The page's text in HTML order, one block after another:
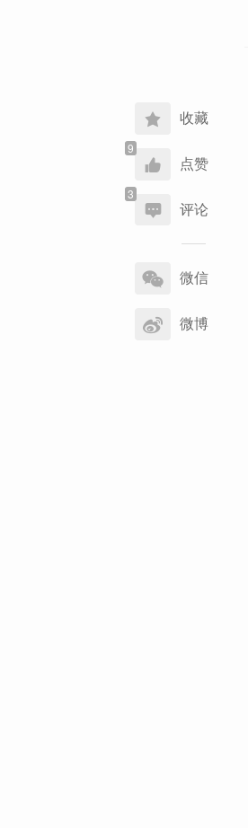
收藏
点赞
评论
享
到
微信
微博